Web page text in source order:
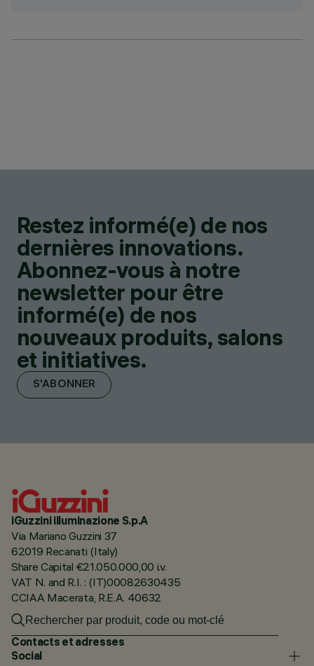
Restez informé(e) de nos
dernières innovations.
Abonnez-vous à notre
newsletter pour être
informé(e) de nos
nouveaux produits, salons
et initiatives.
S'ABONNER
iGuzzini illuminazione S.p.A
Via Mariano Guzzini 37
62019 Recanati (Italy)
Share Capital €21.050.000,00 i.v.
VAT N. and R.I. : (IT)00082630435
CCIAA Macerata, R.E.A. 40632
Contacts et adresses
Social